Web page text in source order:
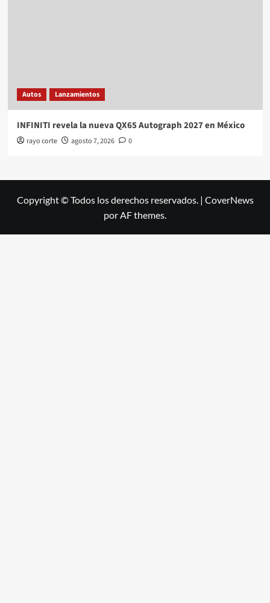
Autos Lanzamientos
INFINITI revela la nueva QX65 Autograph 2027 en México
rayo corte agosto 7, 2026 0
Copyright © Todos los derechos reservados. | CoverNews
por AF themes.